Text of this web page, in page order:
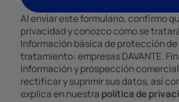
Al enviar este formulario, confirmo
privacidad y conozco cómo se
Información básica de protección
tratamiento: empresas DAVANTE.
información y prospección
rectificar y suprimir sus datos, así
explica en nuestra política de